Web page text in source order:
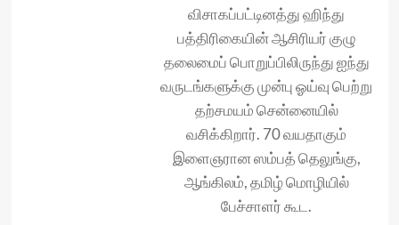
விசாகப்பட்டினத்து ஹிந்து
பத்திரிகையின் ஆசிரியர் குழு
தலைமைப் பொறுப்பிலிருந்து ஐந்து
வருடங்களுக்கு முன்பு ஓய்வு பெற்று
தற்சமயம் சென்னையில்
வசிக்கிறார். 70 வயதாகும்
இளைஞரான ஸம்பத் தெலுங்கு,
ஆங்கிலம், தமிழ் மொழியில்
பேச்சாளர் கூட.